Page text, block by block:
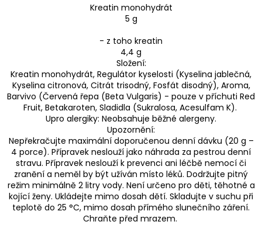
Kreatin monohydrát
5 g
- z toho kreatin
4,4 g
Složení:
Kreatin monohydrát, Regulátor kyselosti (Kyselina jablečná,
Kyselina citronová, Citrát trisodný, Fosfát disodný), Aroma,
Barvivo (Červená řepa (Beta Vulgaris) - pouze v příchuti Red
Fruit, Betakaroten, Sladidla (Sukralosa, Acesulfam K).
Upro alergiky: Neobsahuje běžné alergeny.
Upozornění:
Nepřekračujte maximální doporučenou denní dávku (20 g –
4 porce). Přípravek neslouží jako náhrada za pestrou denní
stravu. Přípravek neslouží k prevenci ani léčbě nemocí či
zranění a neměl by být užíván místo léků. Dodržujte pitný
režim minimálně 2 litry vody. Není určeno pro děti, těhotné a
kojící ženy. Ukládejte mimo dosah dětí. Skladujte v suchu při
teplotě do 25 °C, mimo dosah přímého slunečního záření.
Chraňte před mrazem.